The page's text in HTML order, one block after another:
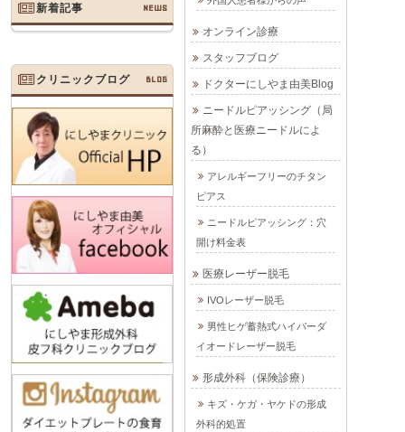
オンライン診療
スタッフブログ
ドクターにしやま由美Blog
ニードルピアッシング（局
所麻酔と医療ニードルによ
る）
アレルギーフリーのチタン
ピアス
ニードルピアッシング：穴
開け料金表
医療レーザー脱毛
IVOレーザー脱毛
男性ヒゲ蓄熱式ハイパーダ
イオードレーザー脱毛
形成外科（保険診療）
キズ・ケガ・ヤケドの形成
外科的処置
新着記事 NEWS
クリニックブログ BLOG